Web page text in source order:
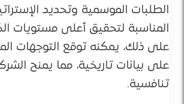
الطلبات الموسمية وتحديد
المناسبة لتحقيق أعلى مستويات
على ذلك، يمكنه توقع التوجهات
على بيانات تاريخية، مما يمنح
تنافسية.